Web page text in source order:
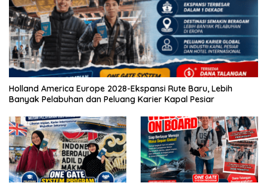
Holland America Europe 2028-Ekspansi Rute Baru, Lebih
Banyak Pelabuhan dan Peluang Karier Kapal Pesiar